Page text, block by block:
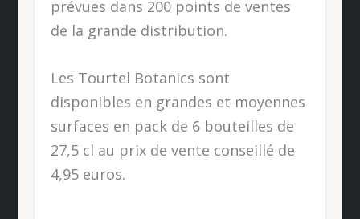
prévues dans 200 points de ventes
de la grande distribution.
Les Tourtel Botanics sont
disponibles en grandes et moyennes
surfaces en pack de 6 bouteilles de
27,5 cl au prix de vente conseillé de
4,95 euros.